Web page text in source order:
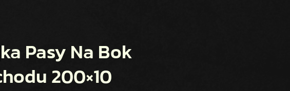
Pasy Na Bok
200×10